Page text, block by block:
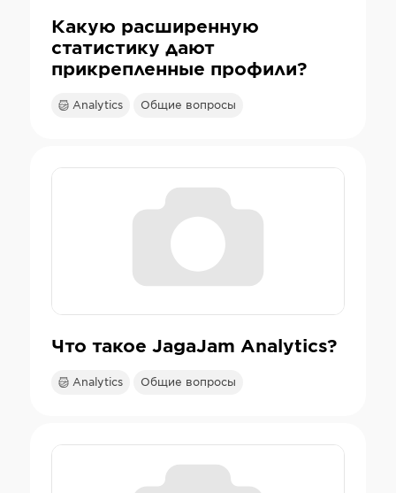
Какую расширенную
статистику дают
прикрепленные профили?
Analytics Общие вопросы
Что такое JagaJam Analytics?
Analytics Общие вопросы